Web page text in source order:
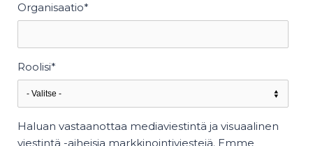
Organisaatio*
Roolisi*
Haluan vastaanottaa mediaviestintä ja visuaalinen
viestintä -aiheisia markkinointiviestejä. Emme